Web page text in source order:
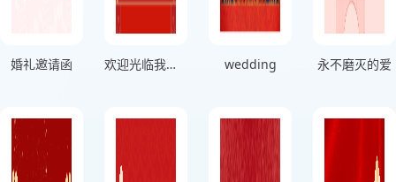
婚礼邀请函 欢迎光临我们的婚礼 wedding 永不磨灭的爱